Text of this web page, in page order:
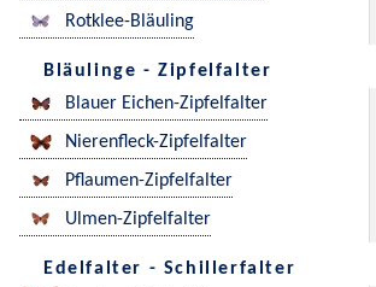
Rotklee-Bläuling
Bläulinge - Zipfelfalter
Blauer Eichen-Zipfelfalter
Nierenfleck-Zipfelfalter
Pflaumen-Zipfelfalter
Ulmen-Zipfelfalter
Edelfalter - Schillerfalter